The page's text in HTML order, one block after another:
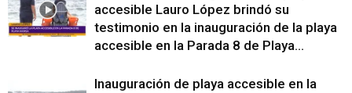
accesible Lauro López brindó su
testimonio en la inauguración de la playa
accesible en la Parada 8 de Playa...
Inauguración de playa accesible en la